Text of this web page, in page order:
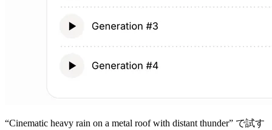
“Cinematic heavy rain on a metal roof with distant thunder” で試す